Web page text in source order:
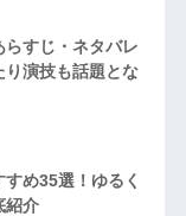
らすじ・ネタバレ
演技も話題とな
め35選！ゆるく
紹介